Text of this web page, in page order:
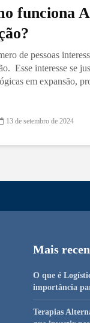
funciona
de pessoas
Esse interesse se
em expansão,
13 de setembro de 2024
Mais
O que é
importância
Terapias